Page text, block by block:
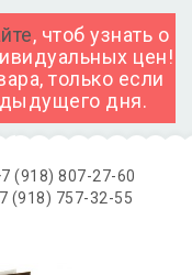
, чтоб узнать о
цен!
только если
дня.
(918) 807-27-60
(918) 757-32-55